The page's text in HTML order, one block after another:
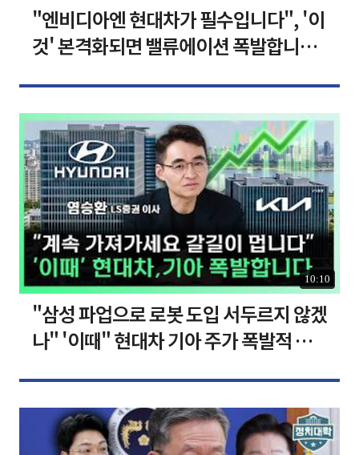
"엔비디아엔 현대차가 필수입니다", '이
것' 본격화되면 밸류에이션 폭발합니다
10:10
"삼성 파업으로 로봇 도입 서두르지 않겠
나" '이때" 현대차 기아 주가 폭발적 성